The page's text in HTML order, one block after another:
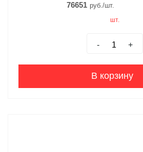
76651 руб./шт.
шт.
- +
В корзину